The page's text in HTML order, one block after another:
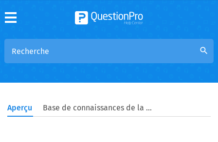
search
Aperçu Base de connaissances de la communauté